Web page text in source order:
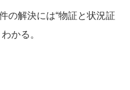
の解決には“物証と状況証
かる。